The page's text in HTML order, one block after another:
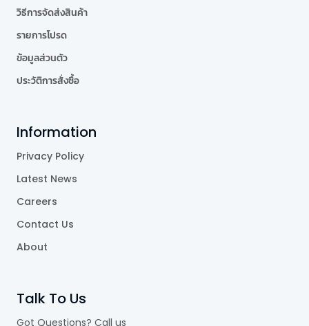
วิธีการจัดส่งสินค้า
รายการโปรด
ข้อมูลส่วนตัว
ประวัติการสั่งซื้อ
Information
Privacy Policy
Latest News
Careers
Contact Us
About
Talk To Us
Got Questions? Call us